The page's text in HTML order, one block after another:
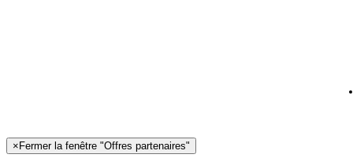
× Fermer la fenêtre "Offres partenaires"